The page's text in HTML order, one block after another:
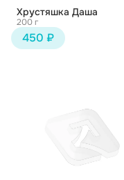
Хрустяшка Даша
200 г
450 ₽